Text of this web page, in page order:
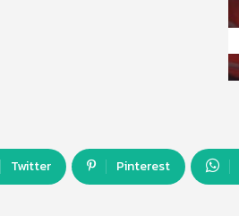
Twitter Pinterest